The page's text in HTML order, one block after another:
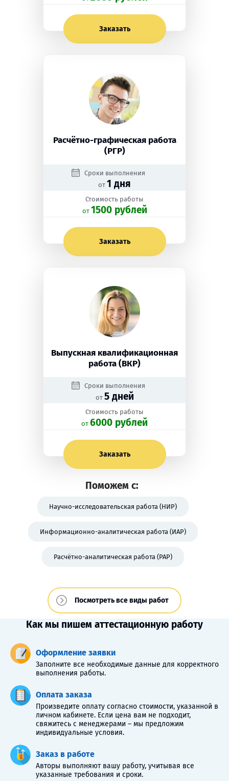
Заказать
Расчётно-графическая работа
(РГР)
Сроки выполнения
от 1 дня
Стоимость работы
oт 1500 рублей
Заказать
Выпускная квалификационная
работа (ВКР)
Сроки выполнения
от 5 дней
Стоимость работы
oт 6000 рублей
Заказать
Поможем с:
Научно-исследовательская работа (НИР)
Информационно-аналитическая работа (ИАР)
Расчётно-аналитическая работа (РАР)
Посмотреть все виды работ
Как мы пишем аттестационную работу
Оформление заявки
Заполните все необходимые данные для корректного
выполнения работы.
Оплата заказа
Произведите оплату согласно стоимости, указанной в
личном кабинете. Если цена вам не подходит,
свяжитесь с менеджерами – мы предложим
индивидуальные условия.
Заказ в работе
Авторы выполняют вашу работу, учитывая все
указанные требования и сроки.